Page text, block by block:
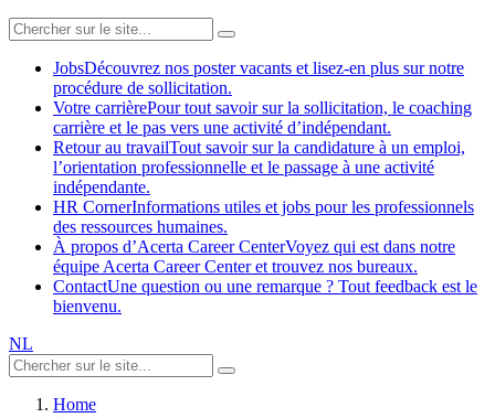
JobsDécouvrez nos poster vacants et lisez-en plus sur notre
procédure de sollicitation.
Votre carrièrePour tout savoir sur la sollicitation, le coaching
carrière et le pas vers une activité d’indépendant.
Retour au travailTout savoir sur la candidature à un emploi,
l’orientation professionnelle et le passage à une activité
indépendante.
HR CornerInformations utiles et jobs pour les professionnels
des ressources humaines.
À propos d’Acerta Career CenterVoyez qui est dans notre
équipe Acerta Career Center et trouvez nos bureaux.
ContactUne question ou une remarque ? Tout feedback est le
bienvenu.
NL
Home